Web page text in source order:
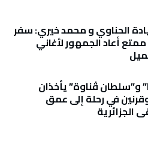
الحناوي و محمد خيري: سفر
أعاد الجمهور لأغاني
و”سلطان ڤناوة” يأخذان
في رحلة إلى عمق
الجزائرية